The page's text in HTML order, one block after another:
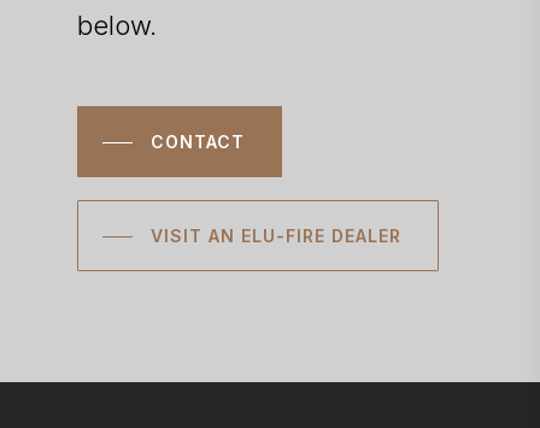
below.
CONTACT
VISIT AN ELU-FIRE DEALER